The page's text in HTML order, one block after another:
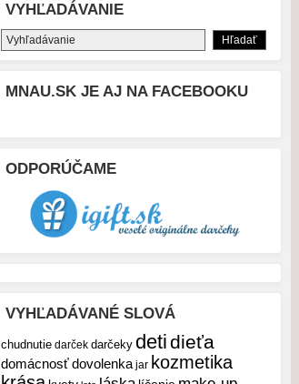
VYHĽADÁVANIE
MNAU.SK JE AJ NA FACEBOOKU
ODPORÚČAME
VYHĽADÁVANÉ SLOVÁ
chudnutie darček darčeky detidieťa
domácnosťdovolenka jar kozmetika